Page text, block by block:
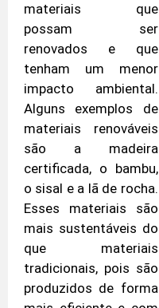
materiais que
possam ser
renovados e que
tenham um menor
impacto ambiental.
Alguns exemplos de
materiais renováveis
são a madeira
certificada, o bambu,
o sisal e a lã de rocha.
Esses materiais são
mais sustentáveis do
que materiais
tradicionais, pois são
produzidos de forma